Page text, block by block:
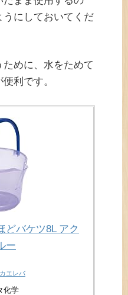
にしておいてくだ
めに、水をためて
利です。
どバケツ8L アク
ー
カエレバ
化学